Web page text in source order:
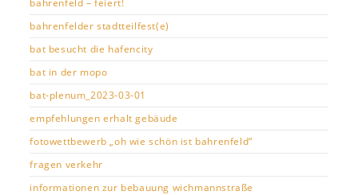
bahrenfelder stadtteilfest(e)
bat besucht die hafencity
bat in der mopo
bat-plenum_2023-03-01
empfehlungen erhalt gebäude
fotowettbewerb „oh wie schön ist bahrenfeld“
fragen verkehr
informationen zur bebauung wichmannstraße